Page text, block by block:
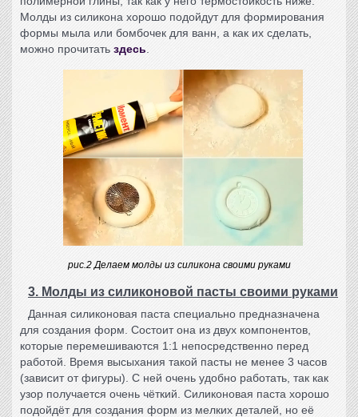
Молды из силикона хорошо подойдут для формирования
формы мыла или бомбочек для ванн, а как их сделать,
можно прочитать здесь
рис.2 Делаем молды из силикона своими руками
3. Молды из силиконовой пасты своими руками
Данная силиконовая паста специально предназначена
для создания форм. Состоит она из двух компонентов,
которые перемешиваются 1:1 непосредственно перед
работой. Время высыхания такой пасты не менее 3 часов
(зависит от фигуры). С ней очень удобно работать, так как
узор получается очень чёткий. Силиконовая паста хорошо
подойдёт для создания форм из мелких деталей, но её